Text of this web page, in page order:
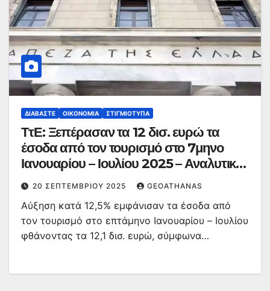
ΔΙΑΒΆΣΤΕ ΟΙΚΟΝΟΜΊΑ ΣΤΙΓΜΙΌΤΥΠΑ
ΤτΕ: Ξεπέρασαν τα 12 δισ. ευρώ τα
έσοδα από τον τουρισμό στο 7μηνο
Ιανουαρίου – Ιουλίου 2025 – Αναλυτικά
τα στοιχεία
20 ΣΕΠΤΕΜΒΡΊΟΥ 2025 GEOATHANAS
Αύξηση κατά 12,5% εμφάνισαν τα έσοδα από
τον τουρισμό στο επτάμηνο Ιανουαρίου – Ιουλίου
φθάνοντας τα 12,1 δισ. ευρώ, σύμφωνα…